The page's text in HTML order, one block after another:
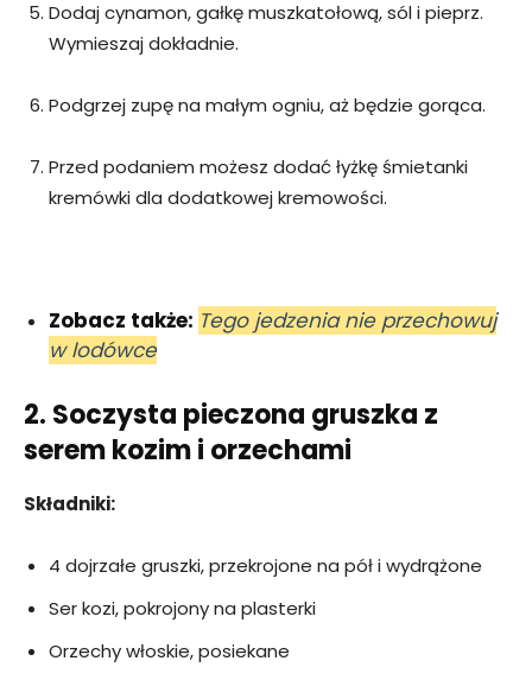
Dodaj cynamon, gałkę muszkatołową, sól i pieprz.
Wymieszaj dokładnie.
Podgrzej zupę na małym ogniu, aż będzie gorąca.
Przed podaniem możesz dodać łyżkę śmietanki
kremówki dla dodatkowej kremowości.
Zobacz także: Tego jedzenia nie przechowuj
w lodówce
2. Soczysta pieczona gruszka z
serem kozim i orzechami
Składniki:
4 dojrzałe gruszki, przekrojone na pół i wydrążone
Ser kozi, pokrojony na plasterki
Orzechy włoskie, posiekane